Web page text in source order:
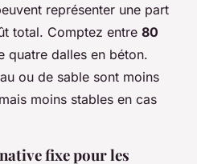
représenter une part
total. Comptez entre 80
quatre dalles en béton.
ou de sable sont moins
moins stables en cas
fixe pour les